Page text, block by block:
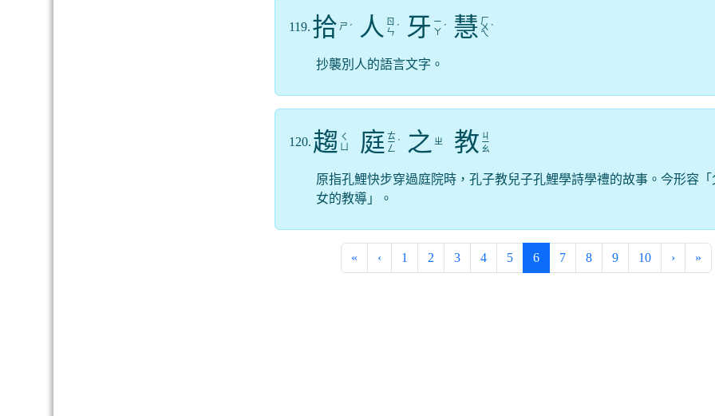
119. 拾 ㄕ ˊ 人 ㄖ
ㄣ ˊ 牙 ㄧ
ㄚ ˊ 慧 ㄏ
ㄨ
ㄟ
ˋ
抄襲別人的語言文字。
120. 趨 ㄑ
庭 ㄊ
ㄧ
ㄥ
ˊ 之 ㄓ 教 ㄐ
ㄧ
ㄠ
原指孔鯉快步穿過庭院時，孔子教兒子孔鯉學詩學禮的故事。今形容
女的教導」。
« ‹ 1 2 3 4 5 6(current)
7 8 9 10 › »